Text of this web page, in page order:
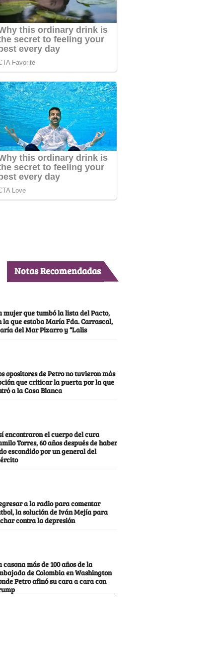
Notas Recomendadas
mujer que tumbó la lista del Pacto,
la que estaba María Fda. Carrascal,
del Mar Pizarro y “Lalis
opositores de Petro no tuvieron más
que criticar la puerta por la que
a la Casa Blanca
encontraron el cuerpo del cura
Torres, 60 años después de haber
escondido por un general del
a la radio para comentar
la solución de Iván Mejía para
contra la depresión
casona más de 100 años de la
de Colombia en Washington
Petro afinó su cara a cara con